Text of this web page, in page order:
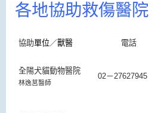
各地協助救傷醫院
協助單位／獸醫 電話
全陽犬貓動物醫院
林逸莒醫師
02－27627945